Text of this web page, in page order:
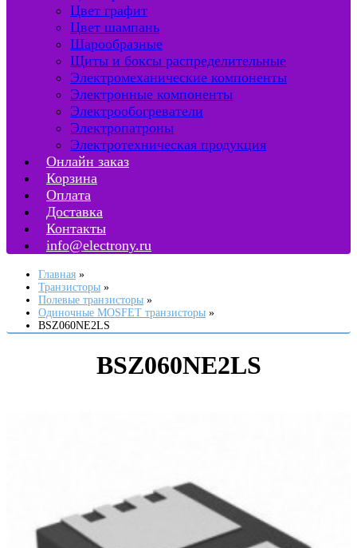
Цвет графит
Цвет шампань
Шарообразные
Щиты и боксы распределительные
Электромеханические компоненты
Электронные компоненты
Электрообогреватели
Электропатроны
Электротехническая продукция
Онлайн заказ
Корзина
Оплата
Доставка
Контакты
info@electrony.ru
Главная
Транзисторы
Полевые транзисторы
Одиночные MOSFET транзисторы
BSZ060NE2LS
BSZ060NE2LS